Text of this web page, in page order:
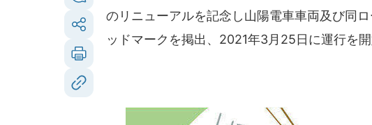
のリニューアルを記念し山陽電車車両及び同
ッドマークを掲出、2021年3月25日に運行を開